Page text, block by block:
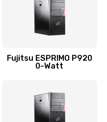
Fujitsu ESPRIMO P920
0-Watt